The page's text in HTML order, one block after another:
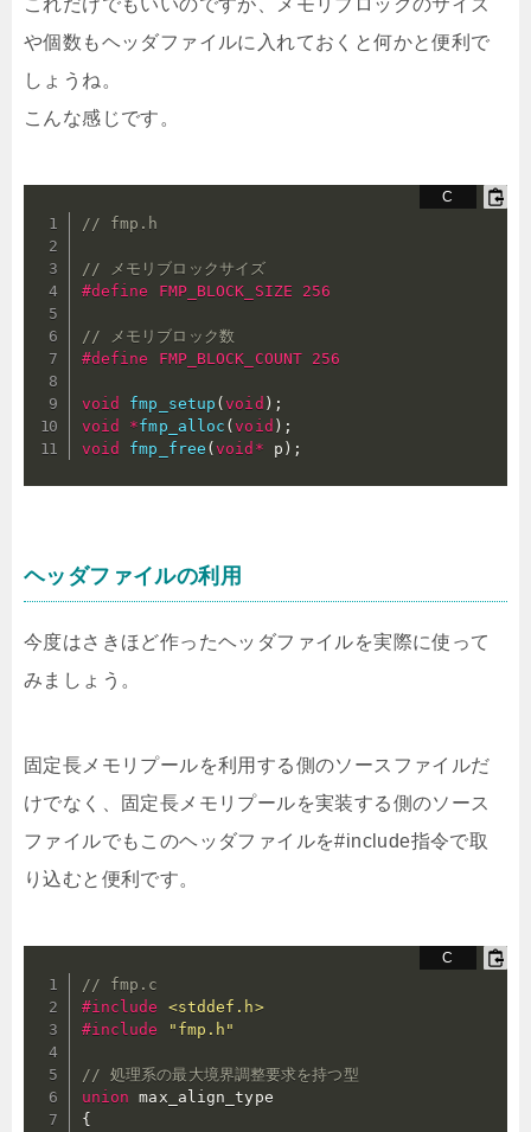
や個数もヘッダファイルに入れておくと何かと便利で
しょうね。
こんな感じです。
// fmp.h
// メモリブロックサイズ
#define FMP_BLOCK_SIZE 256
// メモリブロック数
#define FMP_BLOCK_COUNT 256
void fmp_setup (void ) ;
void
*fmp_alloc (void ) ;
void
fmp_free (void * p ) ;
ヘッダファイルの利用
今度はさきほど作ったヘッダファイルを実際に使って
みましょう。
固定長メモリプールを利用する側のソースファイルだ
けでなく、固定長メモリプールを実装する側のソース
ファイルでもこのヘッダファイルを#include指令で取
り込むと便利です。
// fmp.c
#include
<stddef.h>
#include "fmp.h"
// 処理系の最大境界調整要求を持つ型
union
{